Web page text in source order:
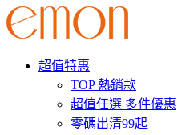
超值特惠
TOP 熱銷款
超值任選 多件優惠
零碼出清99起